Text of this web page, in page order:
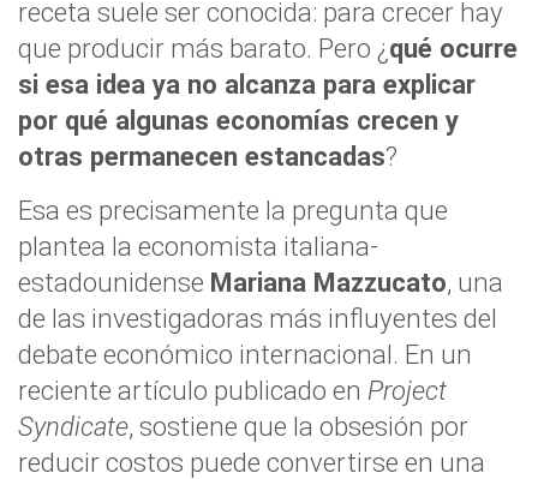
receta suele ser conocida: para crecer hay
que producir más barato. Pero ¿qué ocurre
si esa idea ya no alcanza para explicar
por qué algunas economías crecen y
otras permanecen estancadas?
Esa es precisamente la pregunta que
plantea la economista italiana-
estadounidense Mariana Mazzucato, una
de las investigadoras más influyentes del
debate económico internacional. En un
reciente artículo publicado en Project
Syndicate, sostiene que la obsesión por
reducir costos puede convertirse en una